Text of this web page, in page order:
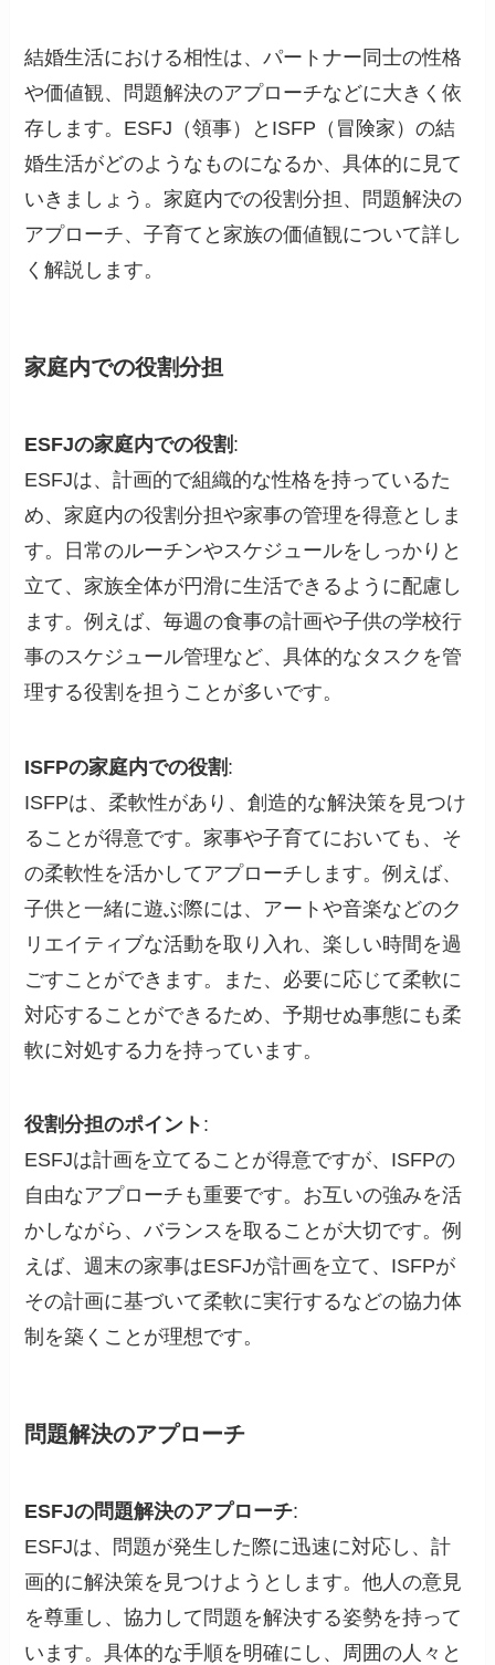
結婚生活における相性は、パートナー同士の性格
や価値観、問題解決のアプローチなどに大きく依
存します。ESFJ（領事）とISFP（冒険家）の結
婚生活がどのようなものになるか、具体的に見て
いきましょう。家庭内での役割分担、問題解決の
アプローチ、子育てと家族の価値観について詳し
く解説します。
家庭内での役割分担
ESFJの家庭内での役割 :
ESFJは、計画的で組織的な性格を持っているた
め、家庭内の役割分担や家事の管理を得意としま
す。日常のルーチンやスケジュールをしっかりと
立て、家族全体が円滑に生活できるように配慮し
ます。例えば、毎週の食事の計画や子供の学校行
事のスケジュール管理など、具体的なタスクを管
理する役割を担うことが多いです。
ISFPの家庭内での役割 :
ISFPは、柔軟性があり、創造的な解決策を見つけ
ることが得意です。家事や子育てにおいても、そ
の柔軟性を活かしてアプローチします。例えば、
子供と一緒に遊ぶ際には、アートや音楽などのク
リエイティブな活動を取り入れ、楽しい時間を過
ごすことができます。また、必要に応じて柔軟に
対応することができるため、予期せぬ事態にも柔
軟に対処する力を持っています。
役割分担のポイント :
ESFJは計画を立てることが得意ですが、ISFPの
自由なアプローチも重要です。お互いの強みを活
かしながら、バランスを取ることが大切です。例
えば、週末の家事はESFJが計画を立て、ISFPが
その計画に基づいて柔軟に実行するなどの協力体
制を築くことが理想です。
問題解決のアプローチ
ESFJの問題解決のアプローチ:
ESFJは、問題が発生した際に迅速に対応し、計
画的に解決策を見つけようとします。他人の意見
を尊重し、協力して問題を解決する姿勢を持って
います。具体的な手順を明確にし、周囲の人々と